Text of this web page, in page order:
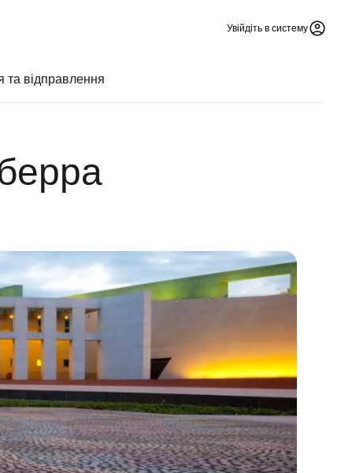
Увійдіть в систему
та відправлення